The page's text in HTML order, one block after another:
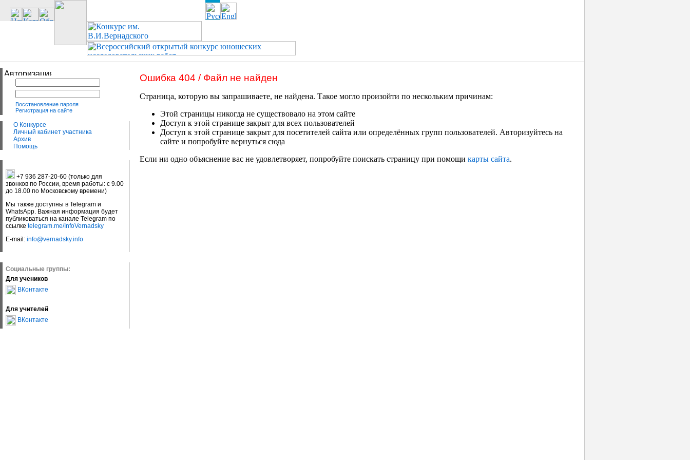
Восстановление пароля
Регистрация на сайте
О Конкурсе
Личный кабинет участника
Архив
Помощь
+7 936 287-20-60 (только для
звонков по России, время работы: с 9.00
до 18.00 по Московскому времени)
Мы также доступны в Telegram и
WhatsApp. Важная информация будет
публиковаться на канале Telegram по
ссылке telegram.me/InfoVernadsky
E-mail: info@vernadsky.info
Социальные группы:
Для учеников
ВКонтакте
Для учителей
ВКонтакте
Ошибка 404 / Файл не найден
Страница, которую вы запрашиваете, не найдена. Такое могло произойти по нескольким причинам:
Этой страницы никогда не существовало на этом сайте
Доступ к этой странице закрыт для всех пользователей
Доступ к этой странице закрыт для посетителей сайта или определённых групп пользователей. Авторизуйтесь на
сайте и попробуйте вернуться сюда
Если ни одно объяснение вас не удовлетворяет, попробуйте поискать страницу при помощи карты сайта.